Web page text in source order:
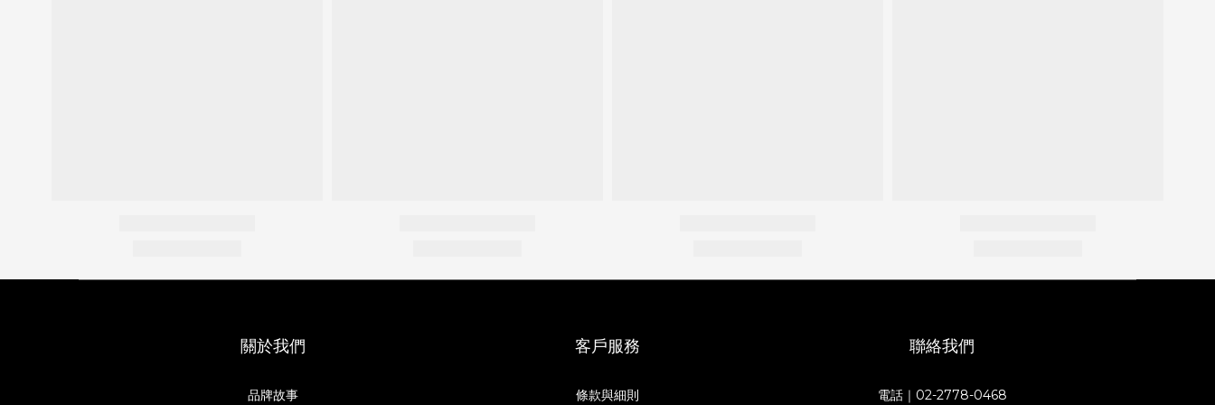
關於我們
品牌故事
客戶服務
條款與細則
聯絡我們
電話｜02-2778-0468